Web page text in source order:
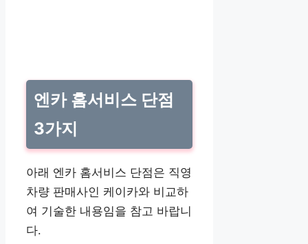
엔카 홈서비스 단점
3가지
아래 엔카 홈서비스 단점은 직영
차량 판매사인 케이카와 비교하
여 기술한 내용임을 참고 바랍니
다.